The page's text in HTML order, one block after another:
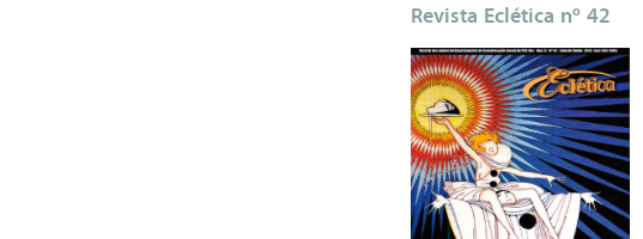
Revista Eclética nº 42